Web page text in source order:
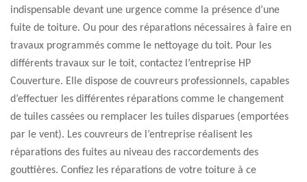
indispensable devant une urgence comme la présence d’une
fuite de toiture. Ou pour des réparations nécessaires à faire en
travaux programmés comme le nettoyage du toit. Pour les
différents travaux sur le toit, contactez l’entreprise HP
Couverture. Elle dispose de couvreurs professionnels, capables
d’effectuer les différentes réparations comme le changement
de tuiles cassées ou remplacer les tuiles disparues (emportées
par le vent). Les couvreurs de l’entreprise réalisent les
réparations des fuites au niveau des raccordements des
gouttières. Confiez les réparations de votre toiture à ce